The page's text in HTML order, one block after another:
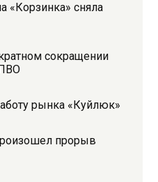
«Корзинка» сняла
сокращении
рынка «Куйлюк»
прорыв